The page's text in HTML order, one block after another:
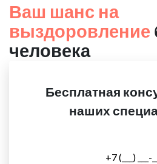
Ваш шанс на
выздоровление
человека
Бесплатная
наших